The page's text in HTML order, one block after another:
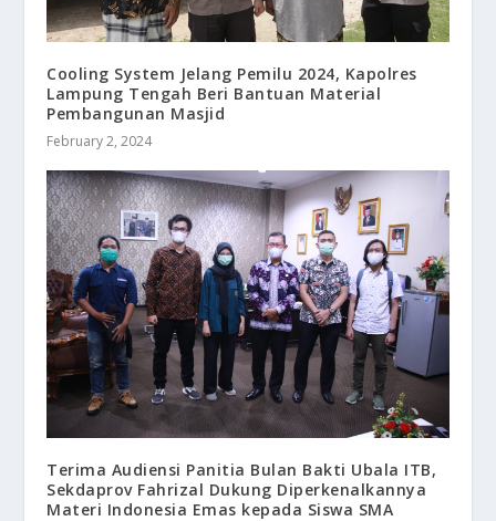
Cooling System Jelang Pemilu 2024, Kapolres
Lampung Tengah Beri Bantuan Material
Pembangunan Masjid
February 2, 2024
Terima Audiensi Panitia Bulan Bakti Ubala ITB,
Sekdaprov Fahrizal Dukung Diperkenalkannya
Materi Indonesia Emas kepada Siswa SMA